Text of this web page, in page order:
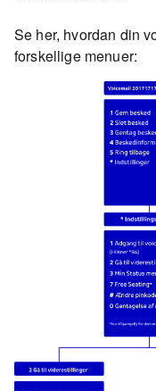
Se her, hvordan din
forskellige menuer: